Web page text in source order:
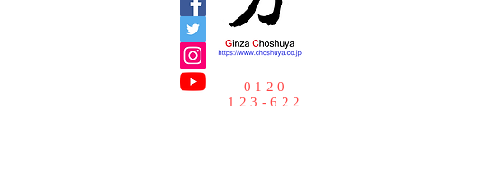
0120
123-622